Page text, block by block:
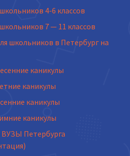
4-6 классов
7 — 11 классов
школьников в Петербург на
каникулы
каникулы
каникулы
каникулы
ВУЗЫ Петербурга